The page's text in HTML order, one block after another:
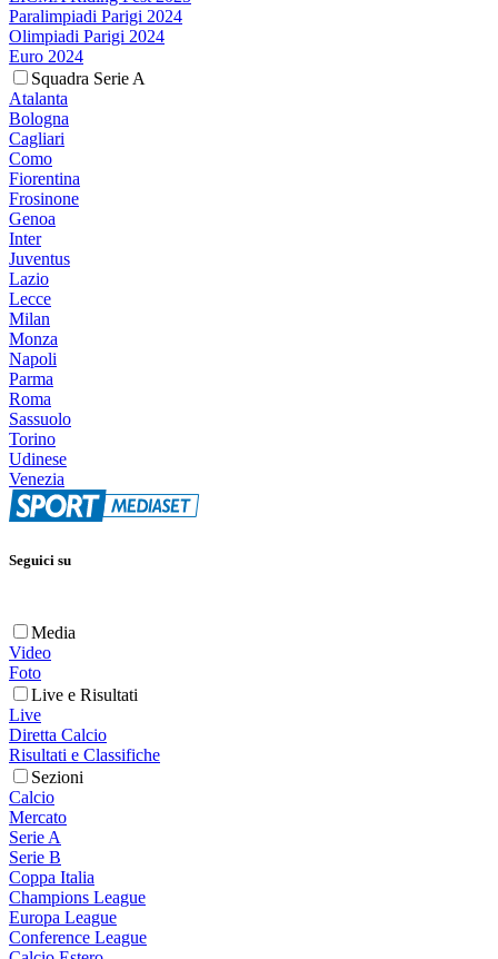
Paralimpiadi Parigi 2024
Olimpiadi Parigi 2024
Euro 2024
Squadra Serie A
Atalanta
Bologna
Cagliari
Como
Fiorentina
Frosinone
Genoa
Inter
Juventus
Lazio
Lecce
Milan
Monza
Napoli
Parma
Roma
Sassuolo
Torino
Udinese
Venezia
Seguici su
Media
Video
Foto
Live e Risultati
Live
Diretta Calcio
Risultati e Classifiche
Sezioni
Calcio
Mercato
Serie A
Serie B
Coppa Italia
Champions League
Europa League
Conference League